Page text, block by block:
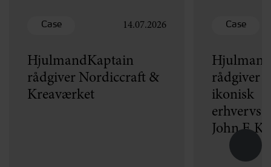
Case 14.07.2026
HjulmandKaptain
rådgiver Nordiccraft &
Kreaværket
Case
rådgiver
ikonisk
John F.